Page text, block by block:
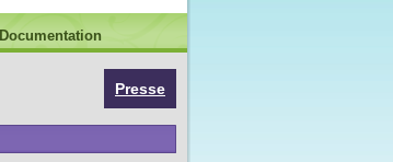
Documentation
Presse